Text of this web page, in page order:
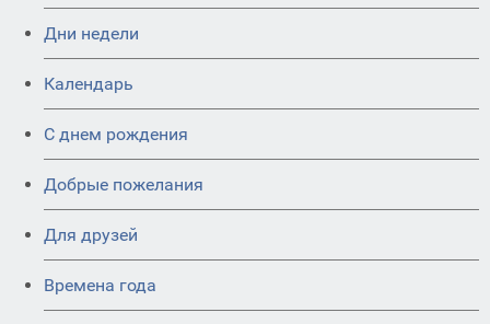
Дни недели
Календарь
C днем рождения
Добрые пожелания
Для друзей
Времена года